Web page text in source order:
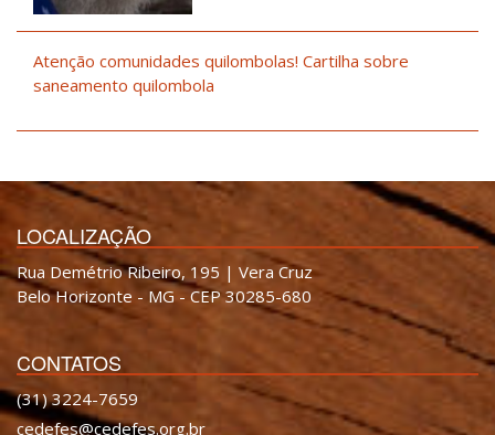
Atenção comunidades quilombolas! Cartilha sobre
saneamento quilombola
LOCALIZAÇÃO
Rua Demétrio Ribeiro, 195 | Vera Cruz
Belo Horizonte - MG - CEP 30285-680
CONTATOS
(31) 3224-7659
cedefes@cedefes.org.br